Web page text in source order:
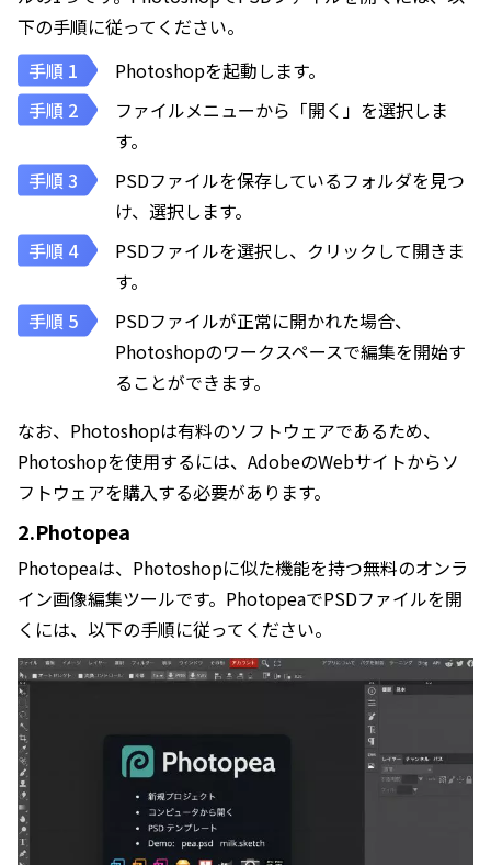
下の手順に従ってください。
Photoshopを起動します。
ファイルメニューから「開く」を選択しま
す。
PSDファイルを保存しているフォルダを見つ
け、選択します。
PSDファイルを選択し、クリックして開きま
す。
PSDファイルが正常に開かれた場合、
Photoshopのワークスペースで編集を開始す
ることができます。
なお、Photoshopは有料のソフトウェアであるため、
Photoshopを使用するには、AdobeのWebサイトからソ
フトウェアを購入する必要があります。
2.Photopea
Photopeaは、Photoshopに似た機能を持つ無料のオンラ
イン画像編集ツールです。PhotopeaでPSDファイルを開
くには、以下の手順に従ってください。